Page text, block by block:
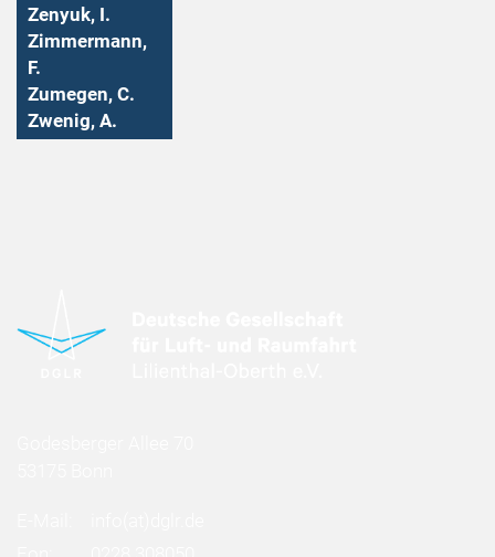
Zenyuk, I.
Zimmermann,
F.
Zumegen, C.
Zwenig, A.